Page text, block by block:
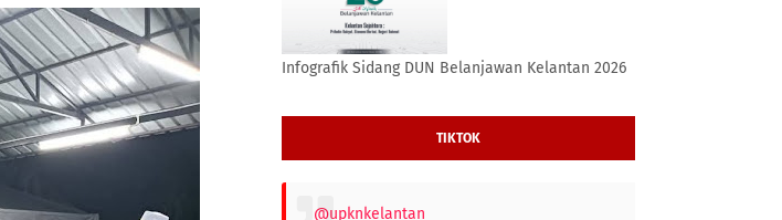
Infografik Sidang DUN Belanjawan Kelantan 2026
TIKTOK
@upknkelantan